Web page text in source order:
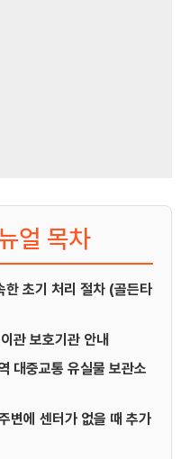
얼 목차
한 초기 처리 절차 (골든타
관 보호기관 안내
대중교통 유실물 보관소
변에 센터가 없을 때 추가